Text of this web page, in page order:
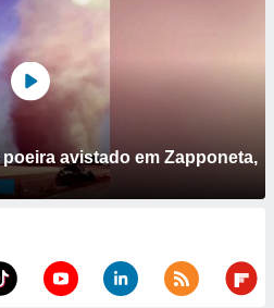
avistado em Zapponeta,